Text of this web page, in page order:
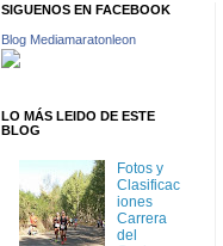
SIGUENOS EN FACEBOOK
Blog Mediamaratonleon
LO MÁS LEIDO DE ESTE
BLOG
Fotos y
Clasificac
iones
Carrera
del